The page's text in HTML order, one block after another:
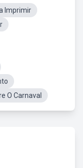
Imprimir
O Carnaval